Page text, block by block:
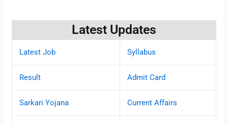
Latest Updates
Latest Job Syllabus
Result Admit Card
Sarkari Yojana Current Affairs